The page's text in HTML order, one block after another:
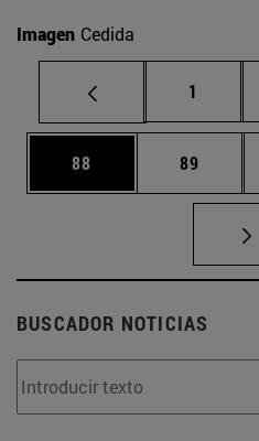
Imagen Cedida
Página
1
Página
88 Página
89
BUSCADOR NOTICIAS